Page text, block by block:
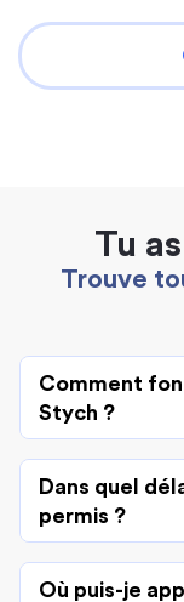
Tu
Trouve
Comment
Stych ?
Dans quel
permis ?
Où puis-je